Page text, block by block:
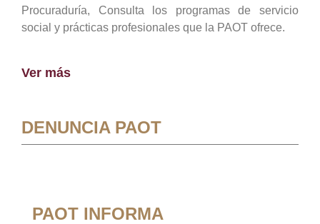
Procuraduría, Consulta los programas de servicio
social y prácticas profesionales que la PAOT ofrece.
Ver más
DENUNCIA PAOT
PAOT INFORMA